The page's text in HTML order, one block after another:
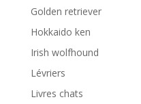
Golden retriever
Hokkaido ken
Irish wolfhound
Lévriers
Livres chats